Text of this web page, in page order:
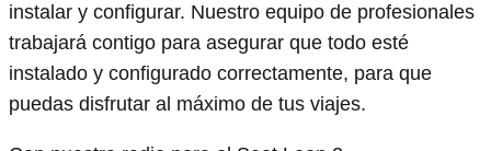
instalar y configurar. Nuestro equipo de profesionales
trabajará contigo para asegurar que todo esté
instalado y configurado correctamente, para que
puedas disfrutar al máximo de tus viajes.